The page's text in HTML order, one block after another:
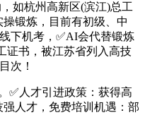
如杭州高新区(滨江)总工
锻炼，目前有初级、中
下机考，✅AI会代替锻炼
证书，被江苏省列入高技
次！
人才引进政策：获得高
人才，免费培训机遇：部